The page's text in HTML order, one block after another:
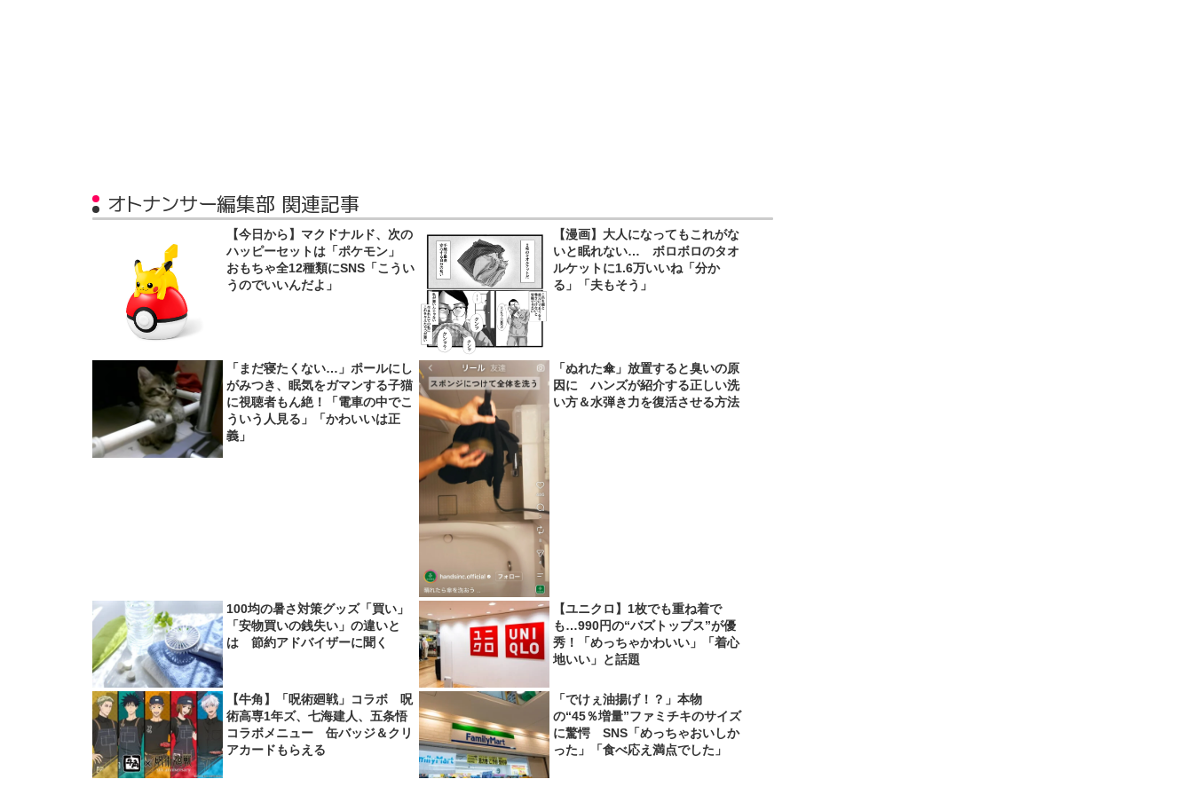
オトナンサー編集部 関連記事
【今日から】マクドナルド、次の
ハッピーセットは「ポケモン」
おもちゃ全12種類にSNS「こうい
うのでいいんだよ」
【漫画】大人になってもこれがな
いと眠れない… ボロボロのタオ
ルケットに1.6万いいね「分か
る」「夫もそう」
「まだ寝たくない…」ポールにし
がみつき、眠気をガマンする子猫
に視聴者もん絶！「電車の中でこ
ういう人見る」「かわいいは正
義」
「ぬれた傘」放置すると臭いの原
因に ハンズが紹介する正しい洗
い方＆水弾き力を復活させる方法
100均の暑さ対策グッズ「買い」
「安物買いの銭失い」の違いと
は 節約アドバイザーに聞く
【ユニクロ】1枚でも重ね着で
も…990円の“バズトップス”が優
秀！「めっちゃかわいい」「着心
地いい」と話題
【牛角】「呪術廻戦」コラボ 呪
術高専1年ズ、七海建人、五条悟
コラボメニュー 缶バッジ＆クリ
アカードもらえる
「でけぇ油揚げ！？」本物
の“45％増量”ファミチキのサイズ
に驚愕 SNS「めっちゃおいしか
った」「食べ応え満点でした」